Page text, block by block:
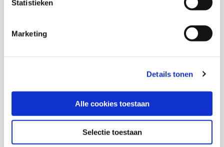
Statistieken
Marketing
Details tonen
Alle cookies toestaan
Selectie toestaan
Erken de professionaliteit van organisaties en
initiatieven voor en door queer personen van kleur.
Veel oudere queer personen van kleur hebben
voorkeur meerjarige of structurele subsidies voor
onkosten en vrijwilligers.
Omarm dat organisaties en initiatieven voor en
door queer personen van kleur zich op een
specifieke groep richten. Vraag niet als